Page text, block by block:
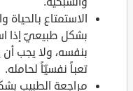
الاستمتاع بالحياة
بشكل طبيعيّ إذا
بنفسه، ولا يجب
تعباً نفسيّاً لحامله.
مراجعة الطبيب